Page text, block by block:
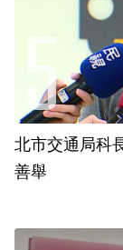
北市交通局科
善舉